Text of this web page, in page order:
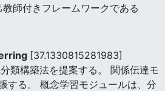
師付きフレームワークである
[37.1330815281983]
類構築法を提案する。 関係伝達モ
する。 概念学習モジュールは、分